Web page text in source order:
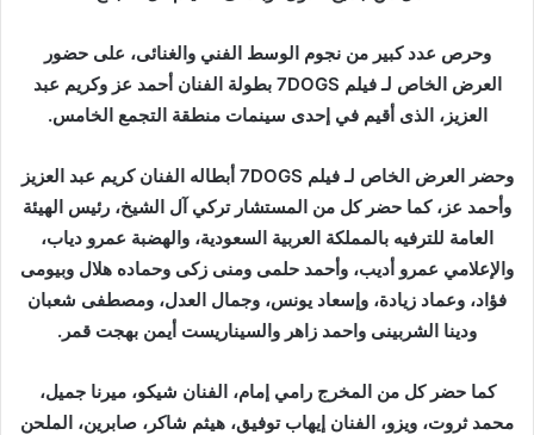
وحرص عدد كبير من نجوم الوسط الفني والغنائى، على حضور
العرض الخاص لـ فيلم 7DOGS بطولة الفنان أحمد عز وكريم عبد
العزيز، الذى أقيم في إحدى سينمات منطقة التجمع الخامس.
وحضر العرض الخاص لـ فيلم 7DOGS أبطاله الفنان كريم عبد العزيز
وأحمد عز، كما حضر كل من المستشار تركي آل الشيخ، رئيس الهيئة
العامة للترفيه بالمملكة العربية السعودية، والهضبة عمرو دياب،
والإعلامي عمرو أديب، وأحمد حلمى ومنى زكى وحماده هلال وبيومى
فؤاد، وعماد زيادة، وإسعاد يونس، وجمال العدل، ومصطفى شعبان
ودينا الشربينى واحمد زاهر والسيناريست أيمن بهجت قمر.
كما حضر كل من المخرج رامي إمام، الفنان شيكو، ميرنا جميل،
محمد ثروت، ويزو، الفنان إيهاب توفيق، هيثم شاكر، صابرين، الملحن